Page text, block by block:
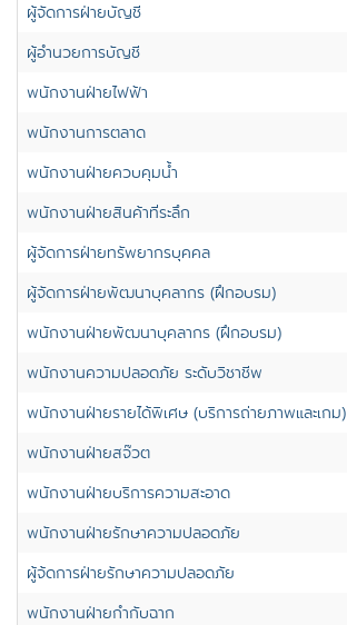
ผู้จัดการฝ่ายบัญชี
ผู้อำนวยการบัญชี
พนักงานฝ่ายไฟฟ้า
พนักงานการตลาด
พนักงานฝ่ายควบคุมน้ำ
พนักงานฝ่ายสินค้าที่ระลึก
ผู้จัดการฝ่ายทรัพยากรบุคคล
ผู้จัดการฝ่ายพัฒนาบุคลากร (ฝึกอบรม)
พนักงานฝ่ายพัฒนาบุคลากร (ฝึกอบรม)
พนักงานความปลอดภัย ระดับวิชาชีพ
พนักงานฝ่ายรายได้พิเศษ (บริการถ่ายภาพและเกม)
พนักงานฝ่ายสจ๊วต
พนักงานฝ่ายบริการความสะอาด
พนักงานฝ่ายรักษาความปลอดภัย
ผู้จ้ดการฝ่ายรักษาความปลอดภัย
พนักงานฝ่ายกำกับฉาก